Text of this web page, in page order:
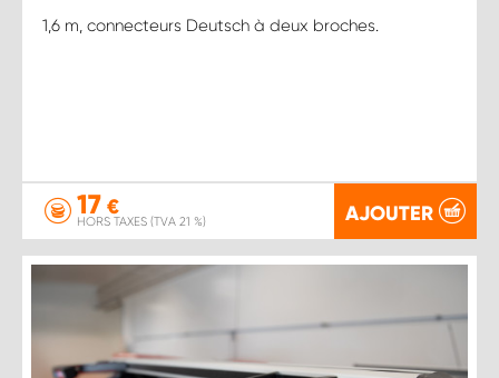
1,6 m, connecteurs Deutsch à deux broches.
17 €
HORS TAXES (TVA 21 %) AJOUTER